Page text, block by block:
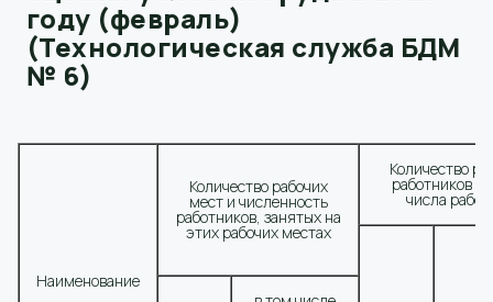
году (февраль)
(Технологическая служба БДМ
№ 6)
Наименование
Количество рабочих
мест и численность
работников, занятых на
этих рабочих местах
Количество
работников
числа